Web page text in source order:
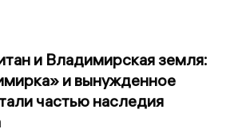
и Владимирская земля:
и вынужденное
частью наследия